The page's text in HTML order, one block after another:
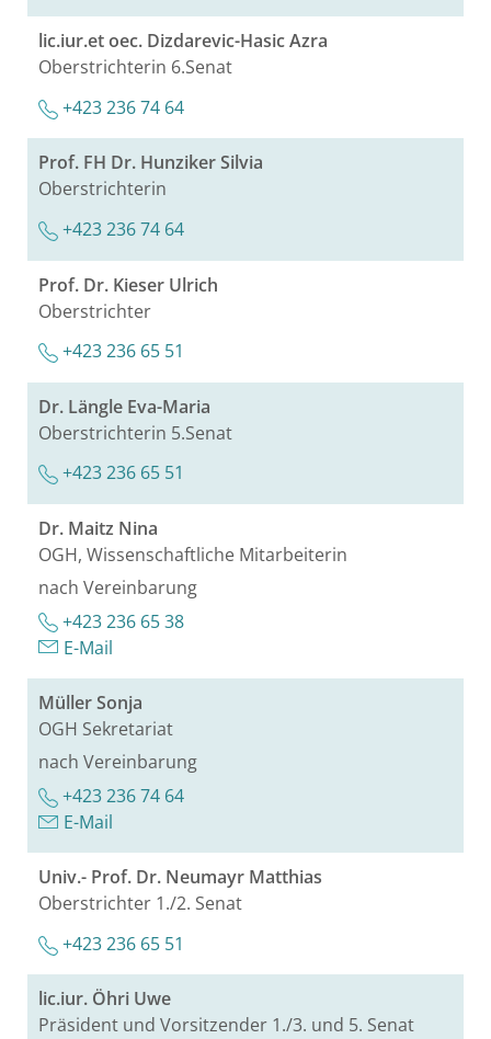
lic.​iur.​et oec. Di­z­da­re­vic-Hasic Azra
Ober­strich­te­rin 6.​Senat
+423 236 74 64
Prof. FH Dr. Hun­zi­ker Sil­via
Ober­strich­te­rin
+423 236 74 64
Prof. Dr. Kie­ser Ul­rich
Ober­strich­ter
+423 236 65 51
Dr. Läng­le Eva-Maria
Ober­strich­te­rin 5.​Senat
+423 236 65 51
Dr. Maitz Nina
OGH, Wis­sen­schaft­li­che Mit­ar­bei­te­rin
nach Ver­ein­ba­rung
+423 236 65 38
E-Mail
Mül­ler Sonja
OGH Se­kre­ta­ri­at
nach Ver­ein­ba­rung
+423 236 74 64
E-Mail
Univ.- Prof. Dr. Neu­mayr Mat­thi­as
Ober­strich­ter 1./2. Senat
+423 236 65 51
lic.​iur. Öhri Uwe
Prä­si­dent und Vor­sit­zen­der 1./3. und 5. Senat